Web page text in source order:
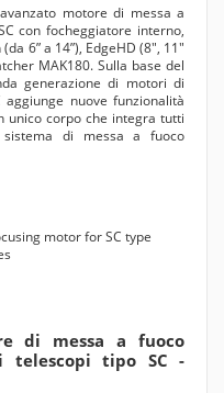
motore di messa a
con focheggiatore interno,
6” a 14”), EdgeHD (8", 11"
MAK180. Sulla base del
generazione di motori di
aggiunge nuove funzionalità
unico corpo che integra tutti
di messa a fuoco
di messa a fuoco
telescopi tipo SC -